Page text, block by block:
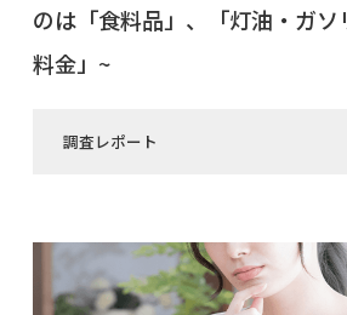
のは「食料品」、「灯油・ガ
料金」~
調査レポート